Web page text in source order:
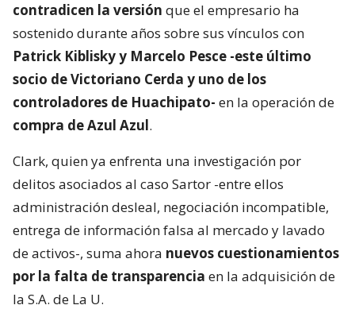
contradicen la versión que el empresario ha
sostenido durante años sobre sus vínculos con
Patrick Kiblisky y Marcelo Pesce -este último
socio de Victoriano Cerda y uno de los
controladores de Huachipato- en la operación de
compra de Azul Azul.
Clark, quien ya enfrenta una investigación por
delitos asociados al caso Sartor -entre ellos
administración desleal, negociación incompatible,
entrega de información falsa al mercado y lavado
de activos-, suma ahora nuevos cuestionamientos
por la falta de transparencia en la adquisición de
la S.A. de La U.